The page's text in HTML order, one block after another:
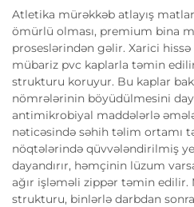
Atletika mürəkkəb atlayış
ömürlü olması, premium bina
proseslərindən gəlir. Xarici hissə
mübariz pvc kaplarla təmin
strukturu koruyur. Bu kaplar
nömrələrinin böyüdülmesini
antimikrobiyal maddələrlə
nəticəsində səhih təlim ortamı
nöqtələrində qüvvələndirilmiş
dayandırır, həmçinin lüzum
ağır işləməli zippər təmin edilir.
strukturu, binlərlə darbdan sonra